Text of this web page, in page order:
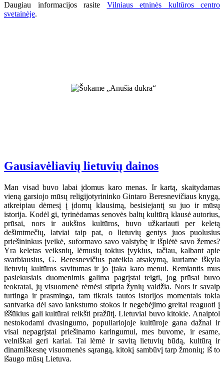
Daugiau informacijos rasite Vilniaus etninės kultūros centro
svetainėje.
Gausiavėliavių lietuvių dainos
Man visad buvo labai įdomus karo menas. Ir kartą, skaitydamas
vieną garsiojo mūsų religijotyrininko Gintaro Beresnevičiaus knygą,
atkreipiau dėmesį į įdomų klausimą, besisiejantį su juo ir mūsų
istorija. Kodėl gi, tyrinėdamas senovės baltų kultūrą klausė autorius,
prūsai, nors ir aukštos kultūros, buvo užkariauti per keletą
dešimtmečių, latviai taip pat, o lietuvių gentys juos puolusius
priešininkus įveikė, suformavo savo valstybę ir išplėtė savo žemes?
Yra keletas veiksnių, lėmusių tokius įvykius, tačiau, kalbant apie
svarbiausius, G. Beresnevičius pateikia atsakymą, kuriame iškyla
lietuvių kultūros savitumas ir jo įtaka karo menui. Remiantis mus
pasiekusiais duomenimis galima pagrįstai teigti, jog prūsai buvo
teokratai, jų visuomenė rėmėsi stipria žynių valdžia. Nors ir savaip
turtinga ir prasminga, tam tikrais tautos istorijos momentais tokia
santvarka dėl savo lankstumo stokos ir negebėjimo greitai reaguoti į
iššūkius gali kultūrai reikšti pražūtį. Lietuviai buvo kitokie. Anaiptol
nestokodami dvasingumo, populiariojoje kultūroje gana dažnai ir
visai nepagrįstai priešinamo karingumui, mes buvome, ir esame,
velniškai geri kariai. Tai lėmė ir savitą lietuvių būdą, kultūrą ir
dinamiškesnę visuomenės sąrangą, kitokį sambūvį tarp žmonių; iš to
išaugo mūsų Lietuva.